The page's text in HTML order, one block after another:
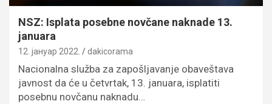
NSZ: Isplata posebne novčane naknade 13.
januara
12. јануар 2022. dakicorama
Nacionalna služba za zapošljavanje obaveštava
javnost da će u četvrtak, 13. januara, isplatiti
posebnu novčanu naknadu…